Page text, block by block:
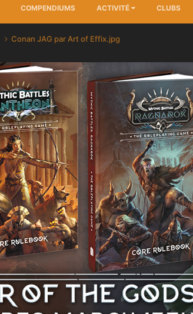
COMPENDIUMS ACTIVITÉ CLUBS
Conan JAG par Art of Effix.jpg